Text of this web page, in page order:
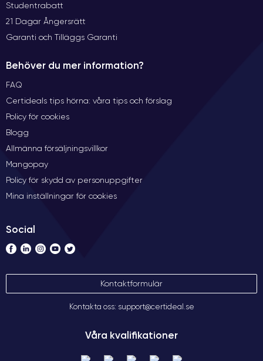
Studentrabatt
21 Dagar Ångersrätt
Garanti och Tilläggs Garanti
Behöver du mer information?
FAQ
Certideals tips hörna: våra tips och förslag
Policy för cookies
Blogg
Allmänna försäljningsvillkor
Mangopay
Policy för skydd av personuppgifter
Mina inställningar för cookies
Social
Kontaktformulär
Kontakta oss: support@certideal.se
Våra kvalifikationer